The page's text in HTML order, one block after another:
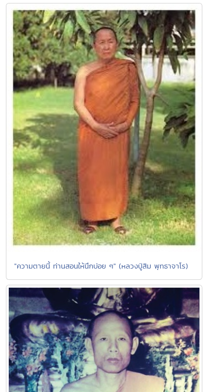
"ความตายนี้ ท่านสอนให้นึกบ่อย ๆ" (หลวงปู่สิม พุทธาจาโร)